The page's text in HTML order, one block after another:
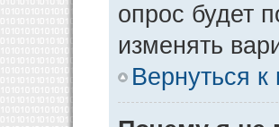
опрос будет
изменять
Вернуться к